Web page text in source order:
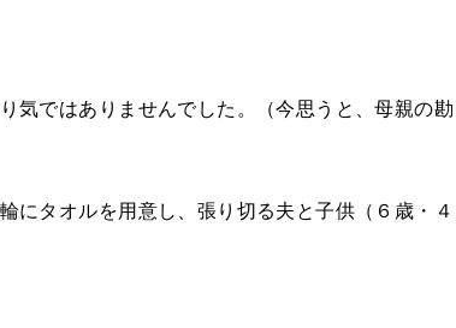
気ではありませんでした。（今思うと、母親の勘
にタオルを用意し、張り切る夫と子供（６歳・４